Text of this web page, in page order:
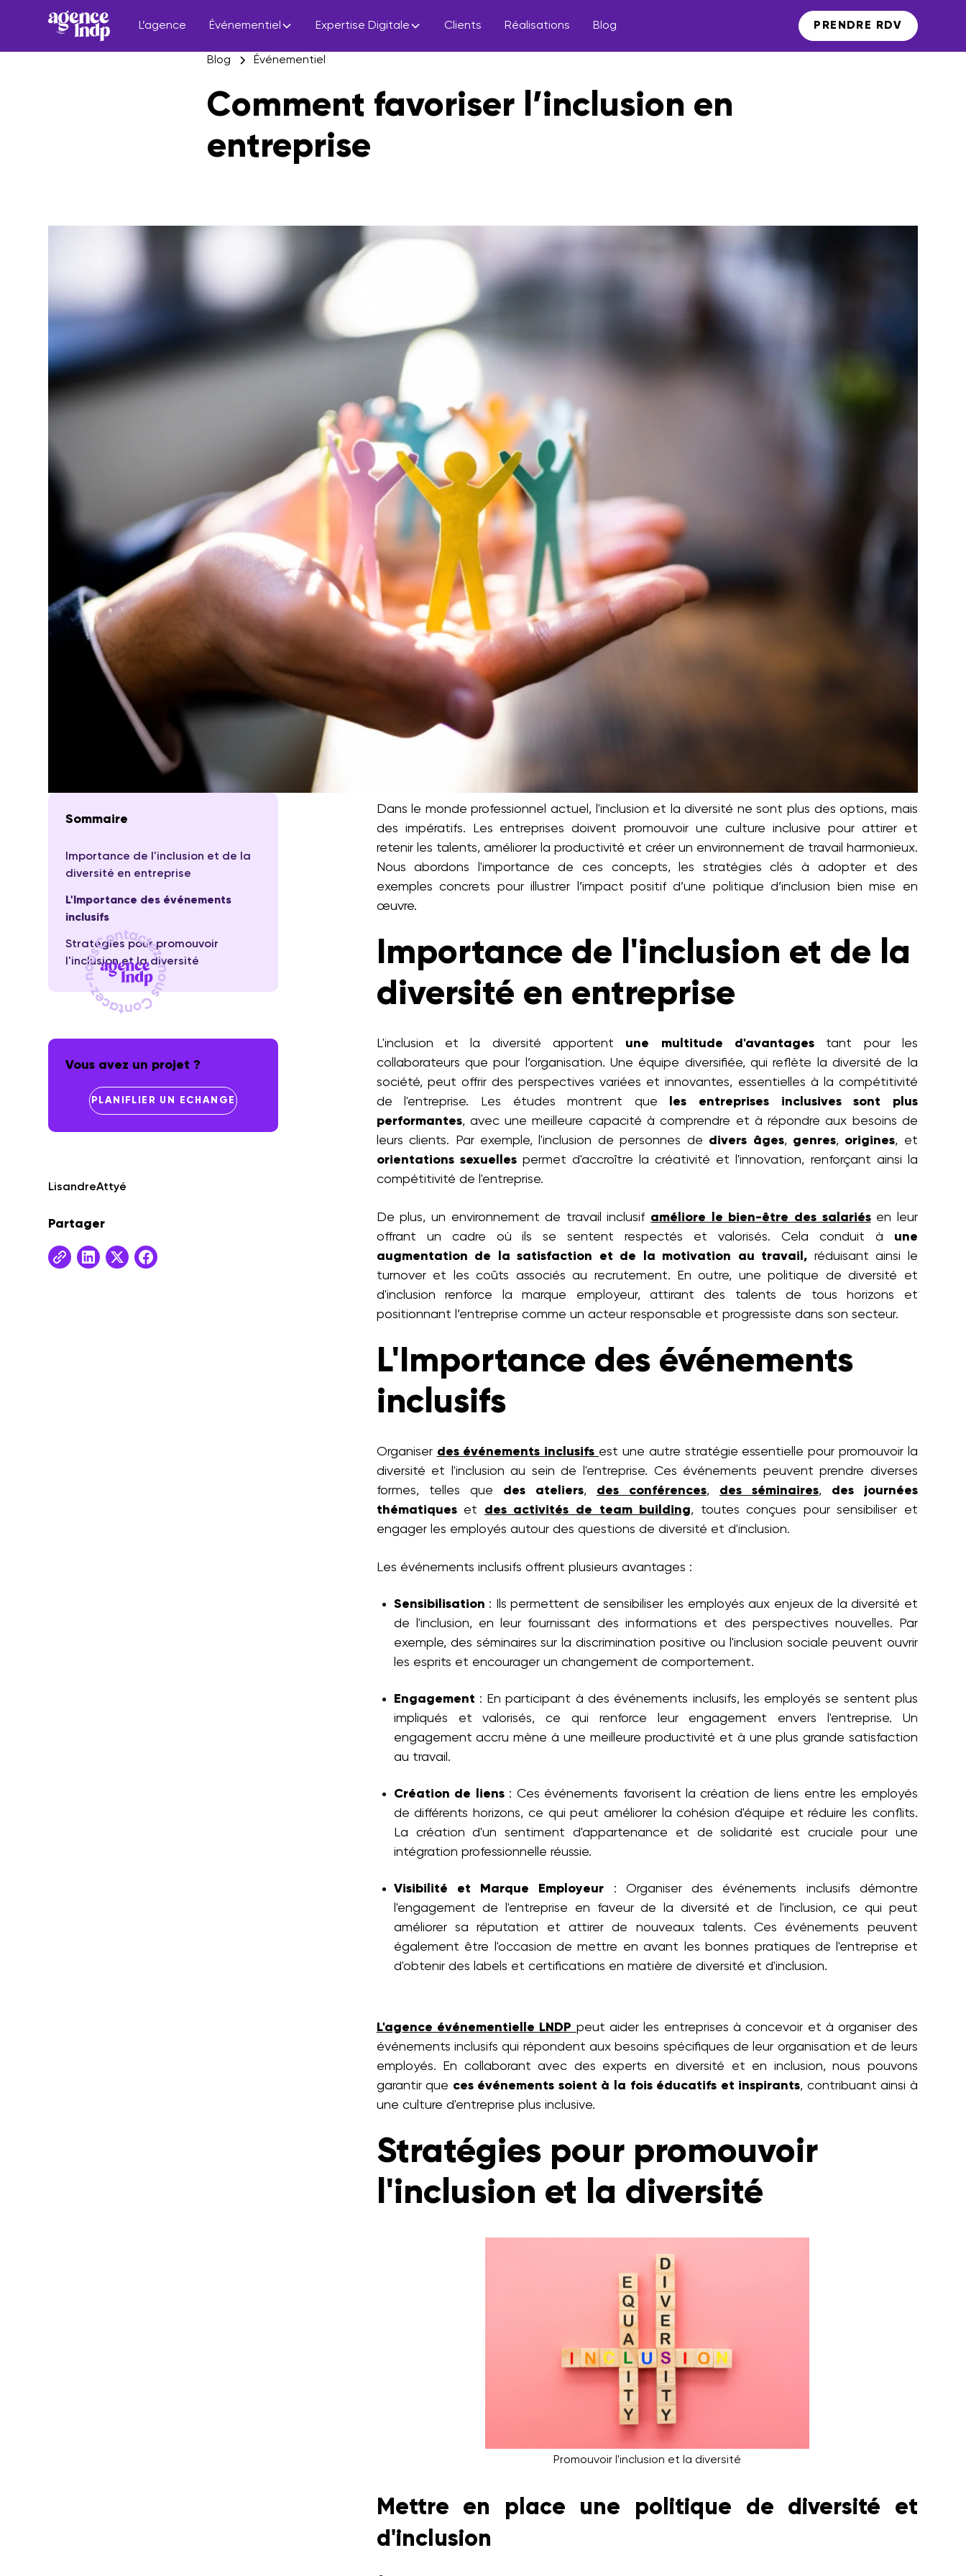
L’agence Événementiel Expertise Digitale Clients Réalisations Blog PRENDRE RDV
Blog Événementiel
Comment favoriser l’inclusion en
entreprise
Sommaire
Importance de l'inclusion et de la
diversité en entreprise
L'Importance des événements
inclusifs
Stratégies pour promouvoir
l'inclusion et la diversité
Vous avez un projet ?
PLANIFLIER UN ECHANGE
LisandreAttyé
Partager
Dans le monde professionnel actuel, l'inclusion et la diversité ne sont plus des options, mais
des impératifs. Les entreprises doivent promouvoir une culture inclusive pour attirer et
retenir les talents, améliorer la productivité et créer un environnement de travail harmonieux.
Nous abordons l'importance de ces concepts, les stratégies clés à adopter et des
exemples concrets pour illustrer l’impact positif d’une politique d’inclusion bien mise en
œuvre.
Importance de l'inclusion et de la
diversité en entreprise
L'inclusion et la diversité apportent une multitude d'avantages tant pour les
collaborateurs que pour l’organisation. Une équipe diversifiée, qui reflète la diversité de la
société, peut offrir des perspectives variées et innovantes, essentielles à la compétitivité
de l'entreprise. Les études montrent que
les entreprises inclusives sont plus
performantes, avec une meilleure capacité à comprendre et à répondre aux besoins de
leurs clients. Par exemple, l'inclusion de personnes de divers âges, genres, origines, et
orientations sexuellespermet d'accroître la créativité et l'innovation, renforçant ainsi la
compétitivité de l'entreprise.
De plus, un environnement de travail inclusif améliore le bien-être des salariésen leur
offrant un cadre où ils se sentent respectés et valorisés. Cela conduit à une
augmentation de la satisfaction et de la motivation au travail, réduisant ainsi le
turnover et les coûts associés au recrutement. En outre, une politique de diversité et
d'inclusion renforce la marque employeur, attirant des talents de tous horizons et
positionnant l’entreprise comme un acteur responsable et progressiste dans son secteur.
L'Importance des événements
inclusifs
Organiser des événements inclusifs est une autre stratégie essentielle pour promouvoir la
diversité et l'inclusion au sein de l'entreprise. Ces événements peuvent prendre diverses
formes, telles que des ateliers, des conférences, des séminaires,des journées
thématiques et des activités de team building, toutes conçues pour sensibiliser et
engager les employés autour des questions de diversité et d'inclusion.
Les événements inclusifs offrent plusieurs avantages :
Sensibilisation : Ils permettent de sensibiliser les employés aux enjeux de la diversité et
de l'inclusion, en leur fournissant des informations et des perspectives nouvelles. Par
exemple, des séminaires sur la discrimination positive ou l'inclusion sociale peuvent ouvrir
les esprits et encourager un changement de comportement.
Engagement : En participant à des événements inclusifs, les employés se sentent plus
impliqués et valorisés, ce qui renforce leur engagement envers l'entreprise. Un
engagement accru mène à une meilleure productivité et à une plus grande satisfaction
au travail.
Création de liens: Ces événements favorisent la création de liens entre les employés
de différents horizons, ce qui peut améliorer la cohésion d'équipe et réduire les conflits.
La création d'un sentiment d'appartenance et de solidarité est cruciale pour une
intégration professionnelle réussie.
Visibilité et Marque Employeur : Organiser des événements inclusifs démontre
l'engagement de l'entreprise en faveur de la diversité et de l'inclusion, ce qui peut
améliorer sa réputation et attirer de nouveaux talents. Ces événements peuvent
également être l'occasion de mettre en avant les bonnes pratiques de l'entreprise et
d'obtenir des labels et certifications en matière de diversité et d'inclusion.
L'agence événementielle LNDP peut aider les entreprises à concevoir et à organiser des
événements inclusifs qui répondent aux besoins spécifiques de leur organisation et de leurs
employés. En collaborant avec des experts en diversité et en inclusion, nous pouvons
garantir que ces événements soient à la fois éducatifs et inspirants, contribuant ainsi à
une culture d'entreprise plus inclusive.
Stratégies pour promouvoir
l'inclusion et la diversité
Promouvoir l'inclusion et la diversité
Mettre en place une politique de diversité et
d'inclusion